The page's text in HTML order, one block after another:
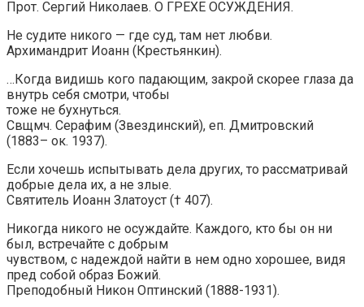
Прот. Сергий Николаев. О ГРЕХЕ ОСУЖДЕНИЯ.
Не судите никого — где суд, там нет любви.
Архимандрит Иоанн (Крестьянкин).
…Когда видишь кого падающим, закрой скорее глаза да
внутрь себя смотри, чтобы
тоже не бухнуться.
Свщмч. Серафим (Звездинский), еп. Дмитровский
(1883– ок. 1937).
Если хочешь испытывать дела других, то рассматривай
добрые дела их, а не злые.
Святитель Иоанн Златоуст († 407).
Никогда никого не осуждайте. Каждого, кто бы он ни
был, встречайте с добрым
чувством, с надеждой найти в нем одно хорошее, видя
пред собой образ Божий.
Преподобный Никон Оптинский (1888-1931).